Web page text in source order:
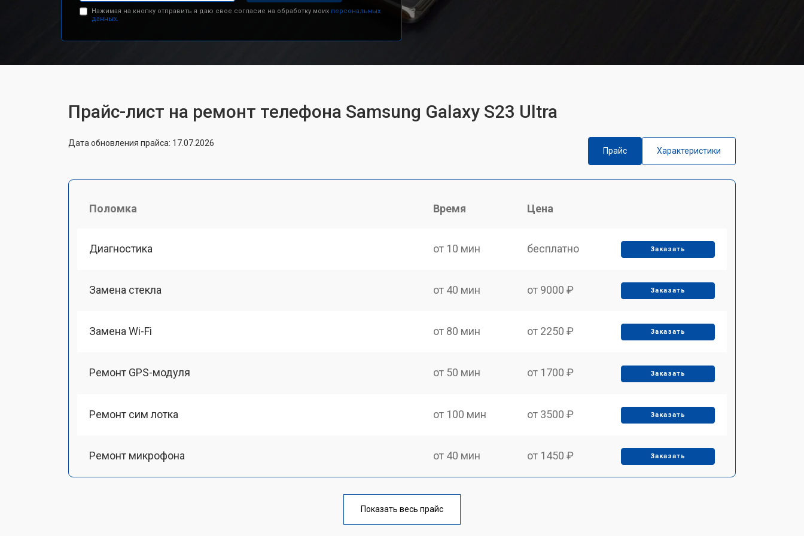
Нажимая на кнопку отправить я даю свое согласие на обработку моих персональных
данных.
Прайс-лист на ремонт телефона Samsung Galaxy S23 Ultra
Дата обновления прайса: 17.07.2026
Прайс
Характеристики
Поломка Время Цена
Диагностика от 10 мин бесплатно Заказать
Замена стекла от 40 мин от 9000 ₽ Заказать
Замена Wi-Fi от 80 мин от 2250 ₽ Заказать
Ремонт GPS-модуля от 50 мин от 1700 ₽ Заказать
Ремонт сим лотка от 100 мин от 3500 ₽ Заказать
Ремонт микрофона от 40 мин от 1450 ₽ Заказать
от 70 мин
Показать весь прайс